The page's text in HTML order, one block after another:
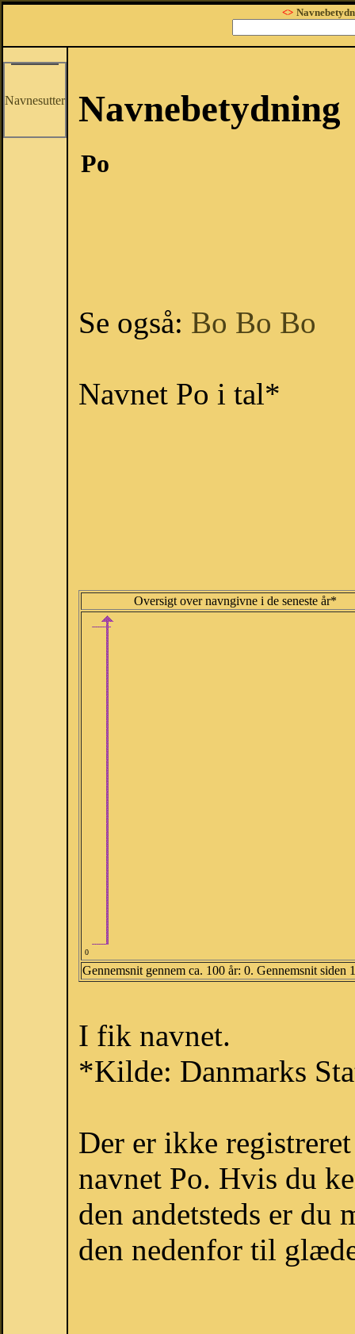
<>
Navnesutter Navnebetydning
Po
Se også: Bo Bo Bo
Navnet Po i tal*
Oversigt over navngivne i de seneste år*
0
Gennemsnit gennem ca. 100 år: 0. Gennemsnit siden
I fik navnet.
*Kilde: Danmarks
Der er ikke
navnet Po. Hvis du
den andetsteds er
den nedenfor til